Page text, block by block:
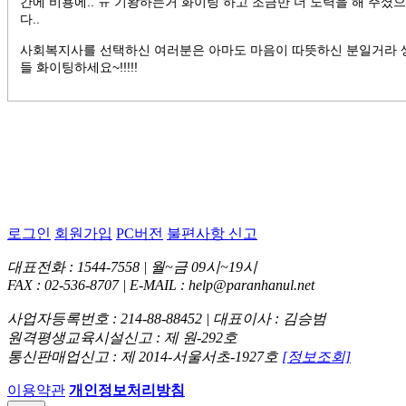
다..
사회복지사를 선택하신 여러분은 아마도 마음이 따뜻하신 분일거라
들 화이팅하세요~!!!!!
로그인 회원가입 PC버전 불편사항 신고
대표전화 : 1544-7558 | 월~금 09시~19시
FAX : 02-536-8707 | E-MAIL : help@paranhanul.net
사업자등록번호 : 214-88-88452 | 대표이사 : 김승범
원격평생교육시설신고 : 제 원-292호
통신판매업신고 : 제 2014-서울서초-1927호 [정보조회]
이용약관 개인정보처리방침